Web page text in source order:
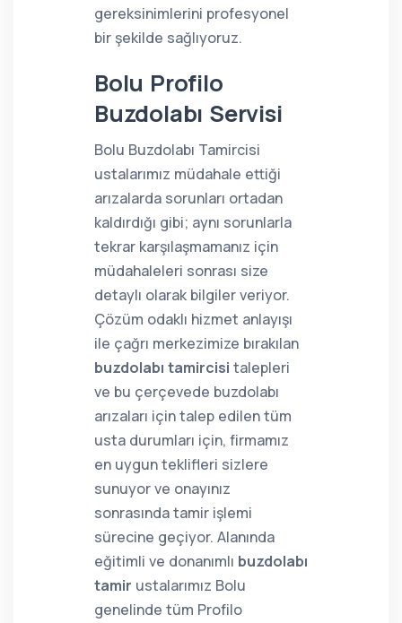
gereksinimlerini profesyonel
bir şekilde sağlıyoruz.
Bolu Profilo
Buzdolabı Servisi
Bolu Buzdolabı Tamircisi
ustalarımız müdahale ettiği
arızalarda sorunları ortadan
kaldırdığı gibi; aynı sorunlarla
tekrar karşılaşmamanız için
müdahaleleri sonrası size
detaylı olarak bilgiler veriyor.
Çözüm odaklı hizmet anlayışı
ile çağrı merkezimize bırakılan
buzdolabı tamircisi talepleri
ve bu çerçevede buzdolabı
arızaları için talep edilen tüm
usta durumları için, firmamız
en uygun teklifleri sizlere
sunuyor ve onayınız
sonrasında tamir işlemi
sürecine geçiyor. Alanında
eğitimli ve donanımlı buzdolabı
tamir ustalarımız Bolu
genelinde tüm Profilo